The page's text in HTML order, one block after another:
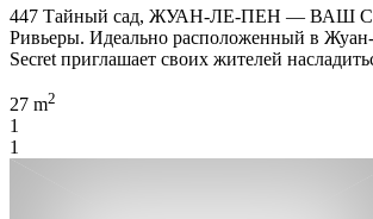
447 Тайный сад, ЖУАН-ЛЕ-ПЕН — ВАШ
Ривьеры. Идеально расположенный в
Secret приглашает своих жителей
27 m2
1
1